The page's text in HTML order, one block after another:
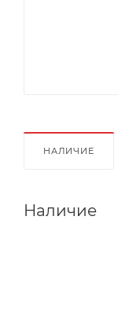
НАЛИЧИЕ
Наличие